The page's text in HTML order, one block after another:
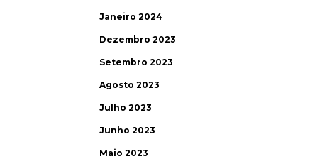
Janeiro 2024
Dezembro 2023
Setembro 2023
Agosto 2023
Julho 2023
Junho 2023
Maio 2023